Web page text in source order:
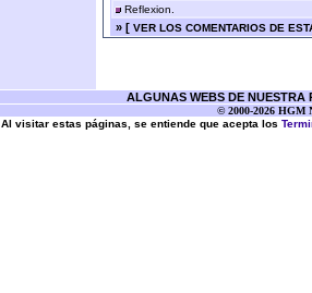
Reflexion.
» [ VER LOS COMENTARIOS DE
ALGUNAS WEBS DE NUESTRA
© 2000-2026 HGM
Al visitar estas páginas, se entiende que acepta los